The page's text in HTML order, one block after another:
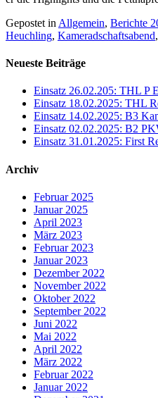
Gepostet in Allgemein, Berichte
Heuchling, Kameradschaftsabend,
Neueste Beiträge
Einsatz 26.02.205: THL P
Einsatz 18.02.2025: THL
Einsatz 14.02.2025: B3
Einsatz 02.02.2025: B2
Einsatz 31.01.2025: First
Archiv
Februar 2025
Januar 2025
April 2023
März 2023
Februar 2023
Januar 2023
Dezember 2022
November 2022
Oktober 2022
September 2022
Juni 2022
Mai 2022
April 2022
März 2022
Februar 2022
Januar 2022